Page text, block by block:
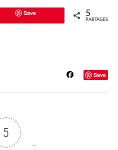
Save 5
PARTAGES
Save
5